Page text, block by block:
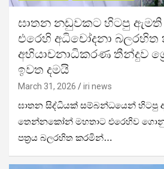
ඝාතන නඩුවකට හිටපු
එරෙහි අධිචෝදනා බලරහිත
අභියාචනාධිකරණ තීන්දුව
ඉවත දමයි
March 31, 2026 iri news
ඝාතන සිද්ධියක් සම්බන්ධයෙන් හිටපු
තෙන්නකෝන් මහතාට එරෙහිව
පත්‍රය බලරහිත කරමින්…